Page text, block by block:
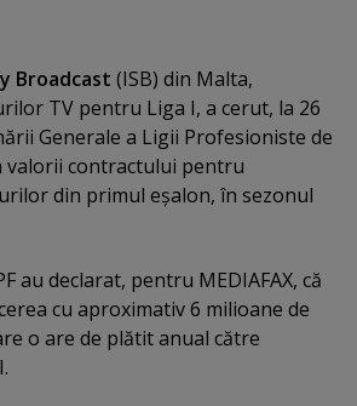
Broadcast (ISB) din Malta,
TV pentru Liga I, a cerut, la 26
Generale a Ligii Profesioniste de
valorii contractului pentru
din primul eşalon, în sezonul
au declarat, pentru MEDIAFAX, că
cu aproximativ 6 milioane de
o are de plătit anual către